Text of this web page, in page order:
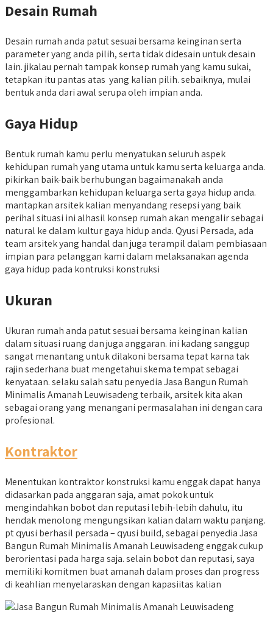
Desain Rumah
Desain rumah anda patut sesuai bersama keinginan serta
parameter yang anda pilih, serta tidak didesain untuk desain
lain. jikalau pernah tampak konsep rumah yang kamu sukai,
tetapkan itu pantas atas yang kalian pilih. sebaiknya, mulai
bentuk anda dari awal serupa oleh impian anda.
Gaya Hidup
Bentuk rumah kamu perlu menyatukan seluruh aspek
kehidupan rumah yang utama untuk kamu serta keluarga anda.
pikirkan baik-baik berhubungan bagaimanakah anda
menggambarkan kehidupan keluarga serta gaya hidup anda.
mantapkan arsitek kalian menyandang resepsi yang baik
perihal situasi ini alhasil konsep rumah akan mengalir sebagai
natural ke dalam kultur gaya hidup anda. Qyusi Persada, ada
team arsitek yang handal dan juga terampil dalam pembiasaan
impian para pelanggan kami dalam melaksanakan agenda
gaya hidup pada kontruksi konstruksi
Ukuran
Ukuran rumah anda patut sesuai bersama keinginan kalian
dalam situasi ruang dan juga anggaran. ini kadang sanggup
sangat menantang untuk dilakoni bersama tepat karna tak
rajin sederhana buat mengetahui skema tempat sebagai
kenyataan. selaku salah satu penyedia Jasa Bangun Rumah
Minimalis Amanah Leuwisadeng terbaik, arsitek kita akan
sebagai orang yang menangani permasalahan ini dengan cara
profesional.
Kontraktor
Menentukan kontraktor konstruksi kamu enggak dapat hanya
didasarkan pada anggaran saja, amat pokok untuk
mengindahkan bobot dan reputasi lebih-lebih dahulu, itu
hendak menolong mengungsikan kalian dalam waktu panjang.
pt qyusi berhasil persada – qyusi build, sebagai penyedia Jasa
Bangun Rumah Minimalis Amanah Leuwisadeng enggak cukup
berorientasi pada harga saja. selain bobot dan reputasi, saya
memiliki komitmen buat amanah dalam proses dan progress
di keahlian menyelaraskan dengan kapasiitas kalian